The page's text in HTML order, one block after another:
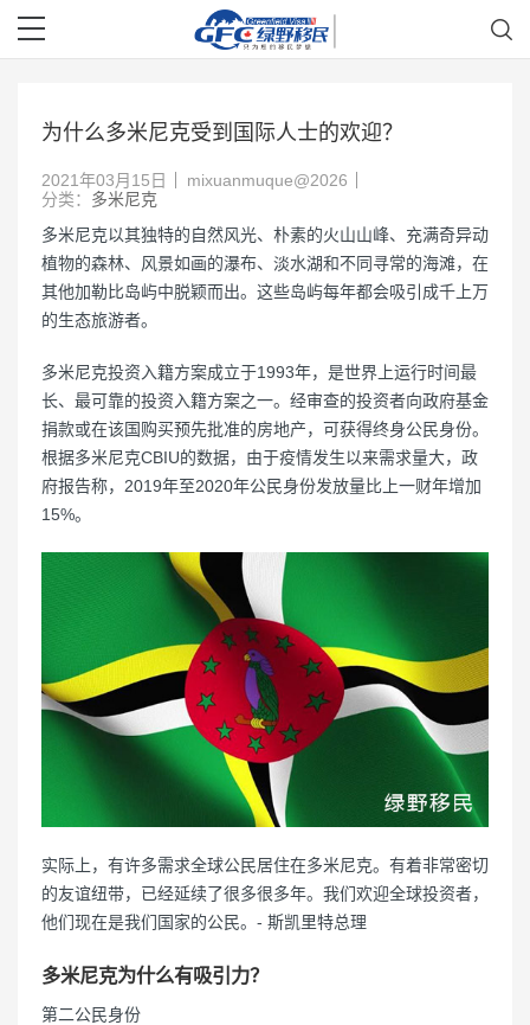
为什么多米尼克受到国际人士的欢迎？
2021年03月15日
mixuanmuque@2026
分类： 多米尼克
多米尼克以其独特的自然风光、朴素的火山山峰、充满奇异动
植物的森林、风景如画的瀑布、淡水湖和不同寻常的海滩，在
其他加勒比岛屿中脱颖而出。这些岛屿每年都会吸引成千上万
的生态旅游者。
多米尼克投资入籍方案成立于1993年，是世界上运行时间最
长、最可靠的投资入籍方案之一。经审查的投资者向政府基金
捐款或在该国购买预先批准的房地产，可获得终身公民身份。
根据多米尼克CBIU的数据，由于疫情发生以来需求量大，政
府报告称，2019年至2020年公民身份发放量比上一财年增加
15%。
实际上，有许多需求全球公民居住在多米尼克。有着非常密切
的友谊纽带，已经延续了很多很多年。我们欢迎全球投资者，
他们现在是我们国家的公民。- 斯凯里特总理
多米尼克为什么有吸引力？
第二公民身份